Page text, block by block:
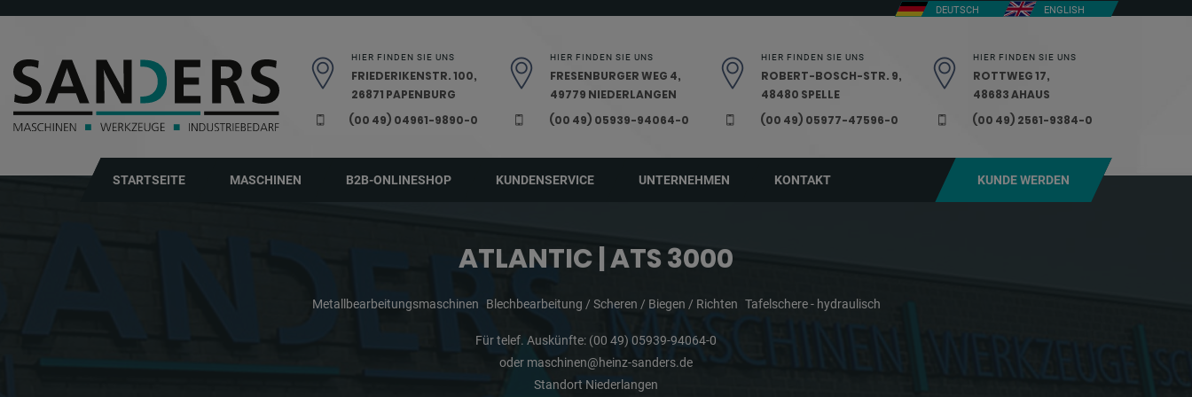
DEUTSCH ENGLISH
HIER FINDEN SIE UNS
FRIEDERIKENSTR. 100,
26871 PAPENBURG
(00 49) 04961-9890-0
HIER FINDEN SIE UNS
FRESENBURGER WEG 4,
49779 NIEDERLANGEN
(00 49) 05939-94064-0
HIER FINDEN SIE UNS
ROBERT-BOSCH-STR. 9,
48480 SPELLE
(00 49) 05977-47596-0
HIER FINDEN SIE UNS
ROTTWEG 17,
48683 AHAUS
(00 49) 2561-9384-0
STARTSEITE MASCHINEN B2B-ONLINESHOP KUNDENSERVICE UNTERNEHMEN KONTAKT KUNDE WERDEN
ATLANTIC | ATS 3000
Metallbearbeitungsmaschinen Blechbearbeitung / Scheren / Biegen / Richten Tafelschere - hydraulisch
Für telef. Auskünfte: (00 49) 05939-94064-0
oder maschinen@heinz-sanders.de
Standort Niederlangen